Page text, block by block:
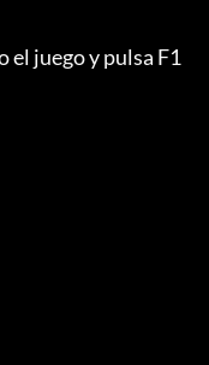
el juego y pulsa F1